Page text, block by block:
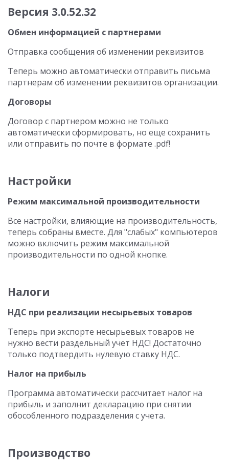
Версия 3.0.52.32
Обмен информацией с партнерами
Отправка сообщения об изменении реквизитов
Теперь можно автоматически отправить письма
партнерам об изменении реквизитов организации.
Договоры
Договор с партнером можно не только
автоматически сформировать, но еще сохранить
или отправить по почте в формате .pdf!
Настройки
Режим максимальной производительности
Все настройки, влияющие на производительность,
теперь собраны вместе. Для "слабых" компьютеров
можно включить режим максимальной
производительности по одной кнопке.
Налоги
НДС при реализации несырьевых товаров
Теперь при экспорте несырьевых товаров не
нужно вести раздельный учет НДС! Достаточно
только подтвердить нулевую ставку НДС.
Налог на прибыль
Программа автоматически рассчитает налог на
прибыль и заполнит декларацию при снятии
обособленного подразделения с учета.
Производство